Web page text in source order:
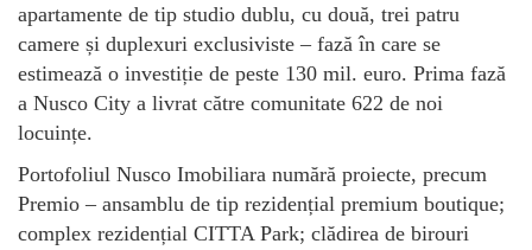
apartamente de tip studio dublu, cu două, trei patru
camere și duplexuri exclusiviste – fază în care se
estimează o investiție de peste 130 mil. euro. Prima fază
a Nusco City a livrat către comunitate 622 de noi
locuințe.
Portofoliul Nusco Imobiliara numără proiecte, precum
Premio – ansamblu de tip rezidențial premium boutique;
complex rezidențial CITTA Park; clădirea de birouri